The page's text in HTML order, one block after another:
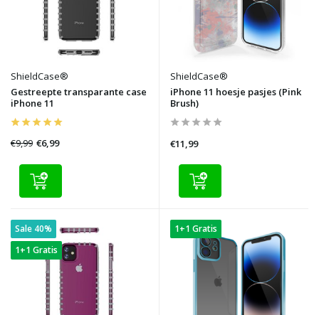
ShieldCase®
Gestreepte transparante case
iPhone 11
€9,99 €6,99
ShieldCase®
iPhone 11 hoesje pasjes (Pink
Brush)
€11,99
Sale 40%
1+1 Gratis
1+1 Gratis